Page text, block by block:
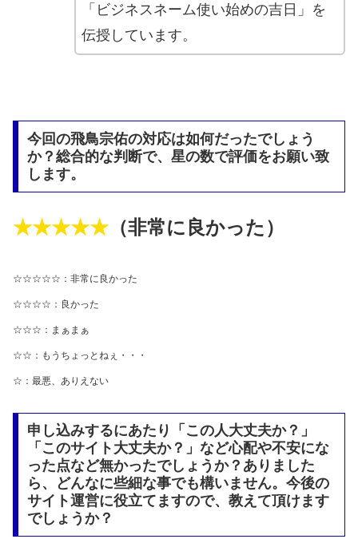
「ビジネスネーム使い始めの吉日」を
伝授しています。
今回の飛鳥宗佑の対応は如何だったでしょう
か？総合的な判断で、星の数で評価をお願い致
します。
★★★★★（非常に良かった）
☆☆☆☆☆：非常に良かった
☆☆☆☆：良かった
☆☆☆：まぁまぁ
☆☆：もうちょっとねぇ・・・
☆：最悪、ありえない
申し込みするにあたり「この人大丈夫か？」
「このサイト大丈夫か？」など心配や不安にな
った点など無かったでしょうか？ありました
ら、どんなに些細な事でも構いません。今後の
サイト運営に役立てますので、教えて頂けます
でしょうか？